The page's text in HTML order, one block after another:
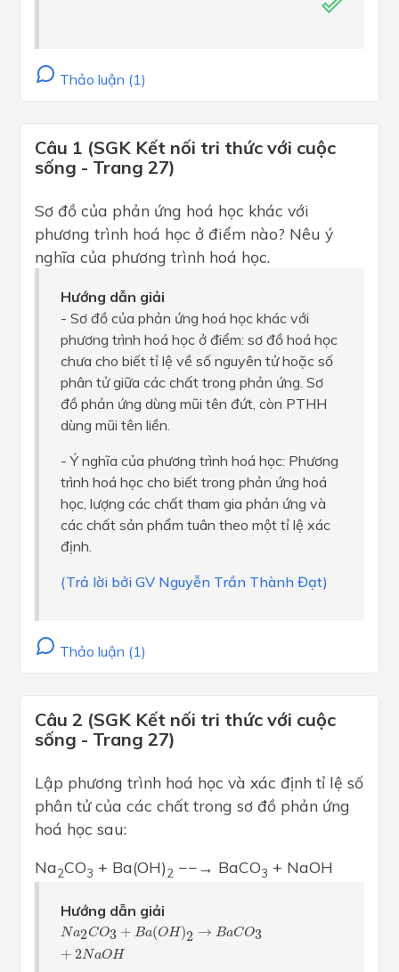
Thảo luận (1)
Câu 1 (SGK Kết nối tri thức với cuộc
sống - Trang 27)
Sơ đồ của phản ứng hoá học khác với
phương trình hoá học ở điểm nào? Nêu ý
nghĩa của phương trình hoá học.
Hướng dẫn giải
- Sơ đồ của phản ứng hoá học khác với
phương trình hoá học ở điểm: sơ đồ hoá học
chưa cho biết tỉ lệ về số nguyên tử hoặc số
phân tử giữa các chất trong phản ứng. Sơ
đồ phản ứng dùng mũi tên đứt, còn PTHH
dùng mũi tên liền.
- Ý nghĩa của phương trình hoá học: Phương
trình hoá học cho biết trong phản ứng hoá
học, lượng các chất tham gia phản ứng và
các chất sản phẩm tuân theo một tỉ lệ xác
định.
(Trả lời bởi GV Nguyễn Trần Thành Đạt)
Thảo luận (1)
Câu 2 (SGK Kết nối tri thức với cuộc
sống - Trang 27)
Lập phương trình hoá học và xác định tỉ lệ số
phân tử của các chất trong sơ đồ phản ứng
hoá học sau:
Na2CO3 + Ba(OH)2 −−→ BaCO3 + NaOH
Hướng dẫn giải
Na2CO3 + Ba(OH)2 → BaCO3
+ 2NaOH
Na2CO3 + a(OH)2→ a CO3+2